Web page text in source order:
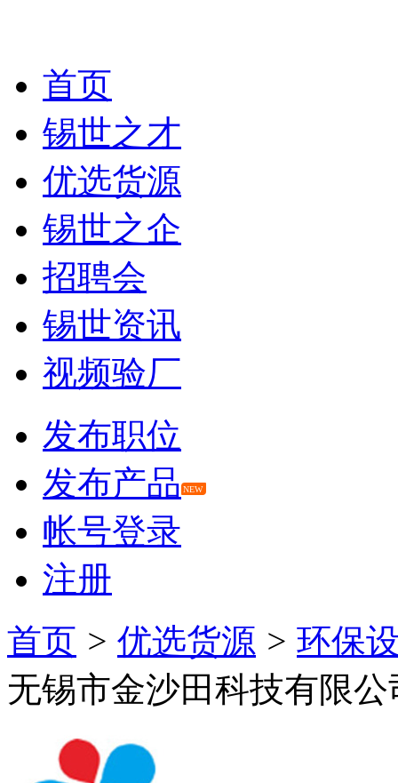
首页
锡世之才
优选货源
锡世之企
招聘会
锡世资讯
视频验厂
发布职位
发布产品 NEW
帐号登录
注册
首页 > 优选货源 > 环保
无锡市金沙田科技有限